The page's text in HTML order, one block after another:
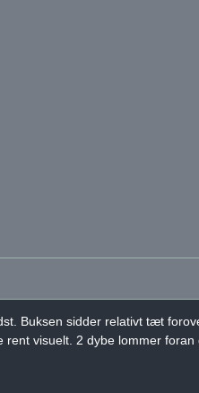
Buksen sidder relativt tæt
visuelt. 2 dybe lommer foran